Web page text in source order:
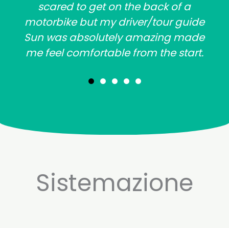
scared to get on the back of a
motorbike but my driver/tour guide
Sun was absolutely amazing made
me feel comfortable from the start.
Sistemazione